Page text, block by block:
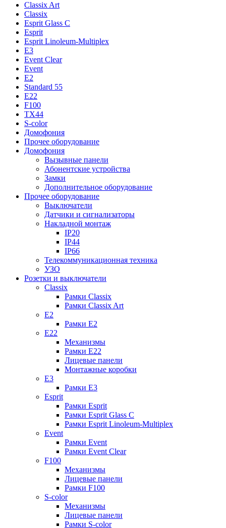
Classix Art
Classix
Esprit Glass C
Esprit
Esprit Linoleum-Multiplex
E3
Event Clear
Event
E2
Standard 55
E22
F100
TX44
S-color
Домофония
Прочее оборудование
Домофония
Вызывные панели
Абонентские устройства
Замки
Дополнительное оборудование
Прочее оборудование
Выключатели
Датчики и сигнализаторы
Накладной монтаж
IP20
IP44
IP66
Телекоммуникационная техника
УЗО
Розетки и выключатели
Classix
Рамки Classix
Рамки Classix Art
E2
Рамки E2
E22
Механизмы
Рамки E22
Лицевые панели
Монтажные коробки
E3
Рамки E3
Esprit
Рамки Esprit
Рамки Esprit Glass C
Рамки Esprit Linoleum-Multiplex
Event
Рамки Event
Рамки Event Clear
F100
Механизмы
Лицевые панели
Рамки F100
S-color
Механизмы
Лицевые панели
Рамки S-color